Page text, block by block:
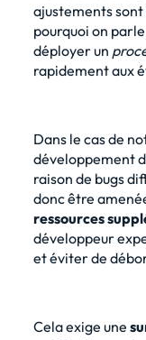
ajustements sont
pourquoi on
déployer un
rapidement aux
Dans le cas de
développement
raison de bugs
donc être
ressources
développeur
et éviter de
Cela exige une